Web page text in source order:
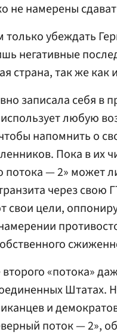
не намерены
убеждать
негативные
страна, так же
записала себя в
любую
напомнить о
Пока в их
потока — 2» может
через свою
свои цели,
«потока»
Штатах.
и
поток — 2»,